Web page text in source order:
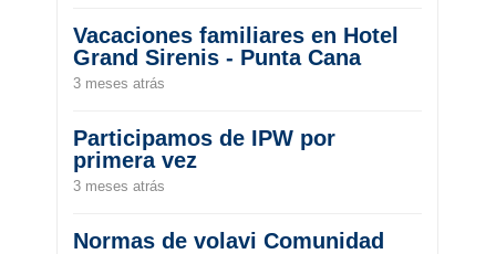
Vacaciones familiares en Hotel
Grand Sirenis - Punta Cana
3 meses atrás
Participamos de IPW por
primera vez
3 meses atrás
Normas de volavi Comunidad